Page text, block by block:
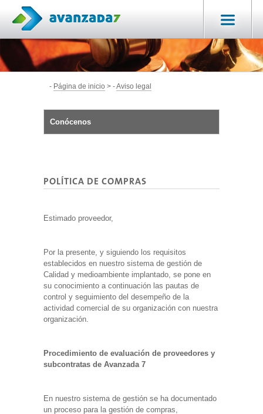
- Página de inicio -Aviso legal
Conócenos
POLÍTICA DE COMPRAS
Estimado proveedor,
Por la presente, y siguiendo los requisitos
establecidos en nuestro sistema de gestión de
Calidad y medioambiente implantado, se pone en
su conocimiento a continuación las pautas de
control y seguimiento del desempeño de la
actividad comercial de su organización con nuestra
organización.
Procedimiento de evaluación de proveedores y
subcontratas de Avanzada 7
En nuestro sistema de gestión se ha documentado
un proceso para la gestión de compras,